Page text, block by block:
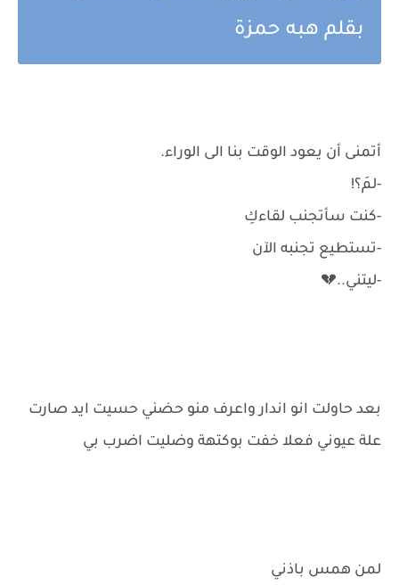
بقلم هبه حمزة
أتمنى أن يعود الوقت بنا الى الوراء.
-لمَ؟!
-كنت سأتجنب لقاءكِ
-تستطيع تجنبه الآن
-ليتني..💔
بعد حاولت انو اندار واعرف منو حضني حسيت ايد صارت
علة عيوني فعلا خفت بوكتهة وضليت اضرب بي
لمن همس باذني